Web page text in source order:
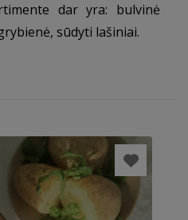
dar yra: bulvinė
sūdyti lašiniai.